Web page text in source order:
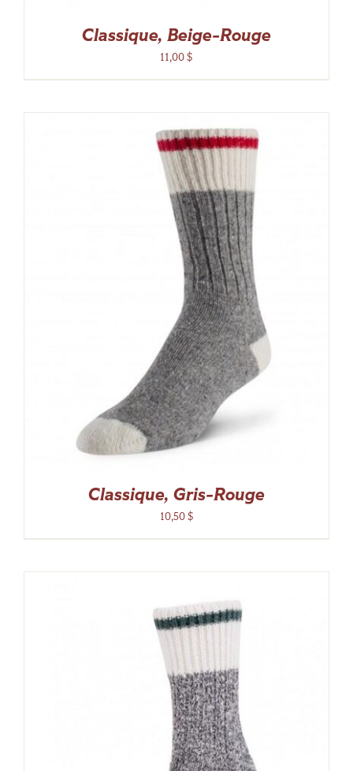
Classique, Beige-Rouge
11,00$
Classique, Gris-Rouge
10,50$